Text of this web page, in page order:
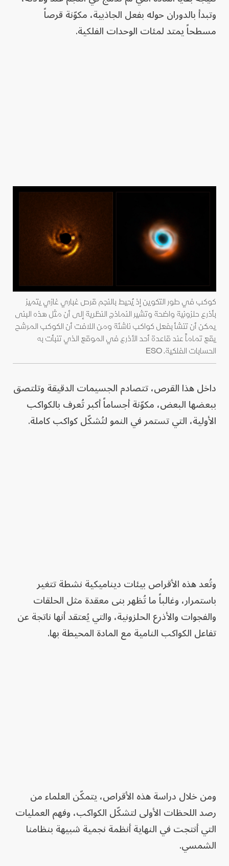
وتبدأ بالدوران حوله بفعل الجاذبية، مكوّنة قرصاً
مسطحاً يمتد لمئات الوحدات الفلكية.
كوكب في طور التكوين إذ يُحيط بالنجم قرص غباري غازي يتميز
بأذرع حلزونية واضحة وتشير النماذج النظرية إلى أن مثل هذه البنى
يمكن أن تنشأ بفعل كواكب ناشئة ومن اللافت أن الكوكب المرشح
يقع تماماً عند قاعدة أحد الأذرع في الموقع الذي تنبأت به
الحسابات الفلكية. ESO
داخل هذا القرص، تتصادم الجسيمات الدقيقة وتلتصق
ببعضها البعض، مكوّنة أجساماً أكبر تُعرف بالكواكب
الأولية، التي تستمر في النمو لتُشكّل كواكب كاملة.
وتُعد هذه الأقراص بيئات ديناميكية نشطة تتغير
باستمرار، وغالباً ما تُظهر بنى معقدة مثل الحلقات
والفجوات والأذرع الحلزونية، والتي يُعتقد أنها ناتجة عن
تفاعل الكواكب النامية مع المادة المحيطة بها.
ومن خلال دراسة هذه الأقراص، يتمكّن العلماء من
رصد اللحظات الأولى لتشكّل الكواكب، وفهم العمليات
التي أنتجت في النهاية أنظمة نجمية شبيهة بنظامنا
الشمسي.